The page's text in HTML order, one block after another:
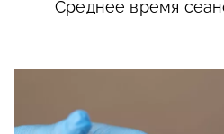
Среднее время